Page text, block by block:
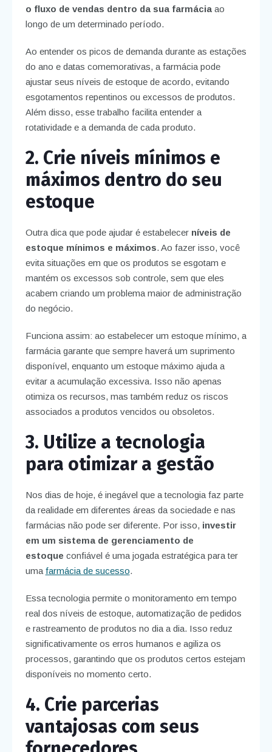
o fluxo de vendas dentro da sua farmáciaao
longo de um determinado período.
Ao entender os picos de demanda durante as estações
do ano e datas comemorativas, a farmácia pode
ajustar seus níveis de estoque de acordo, evitando
esgotamentos repentinos ou excessos de produtos.
Além disso, esse trabalho facilita entender a
rotatividade e a demanda de cada produto.
2. Crie níveis mínimos e
máximos dentro do seu
estoque
Outra dica que pode ajudar é estabelecer níveis de
estoque mínimos e máximos. Ao fazer isso, você
evita situações em que os produtos se esgotam e
mantém os excessos sob controle, sem que eles
acabem criando um problema maior de administração
do negócio.
Funciona assim: ao estabelecer um estoque mínimo, a
farmácia garante que sempre haverá um suprimento
disponível, enquanto um estoque máximo ajuda a
evitar a acumulação excessiva. Isso não apenas
otimiza os recursos, mas também reduz os riscos
associados a produtos vencidos ou obsoletos.
3. Utilize a tecnologia
para otimizar a gestão
Nos dias de hoje, é inegável que a tecnologia faz parte
da realidade em diferentes áreas da sociedade e nas
farmácias não pode ser diferente. Por isso, investir
em um sistema de gerenciamento de
estoque confiável é uma jogada estratégica para ter
uma farmácia de sucesso.
Essa tecnologia permite o monitoramento em tempo
real dos níveis de estoque, automatização de pedidos
e rastreamento de produtos no dia a dia. Isso reduz
significativamente os erros humanos e agiliza os
processos, garantindo que os produtos certos estejam
disponíveis no momento certo.
4. Crie parcerias
vantajosas com seus